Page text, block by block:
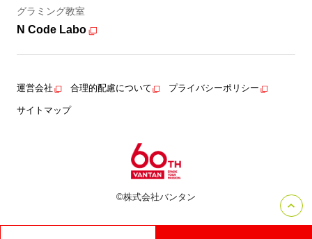
グラミング教室
N Code Labo
運営会社 合理的配慮について プライバシーポリシー
サイトマップ
©株式会社バンタン